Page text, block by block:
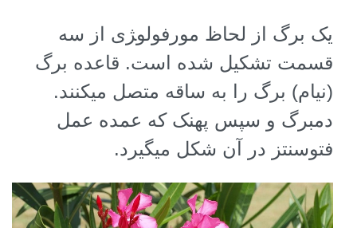
یک برگ از لحاظ مورفولو‍ژی از سه
قسمت تشکیل شده است. قاعده برگ
(نیام) برگ را به ساقه متصل میکنند.
دمبرگ و سپس پهنک که عمده عمل
فتوسنتز در آن شکل میگیرد.